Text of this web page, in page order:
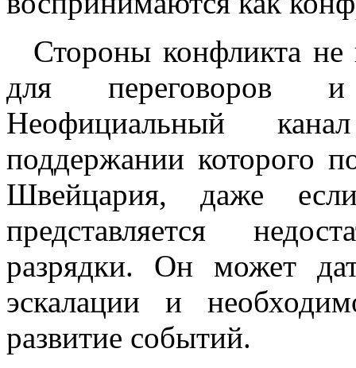
Стороны конфликта
для переговоров и
Неофициальный
поддержании которого
Швейцария, даже если
представляется
разрядки. Он может
эскалации и
развитие событий.